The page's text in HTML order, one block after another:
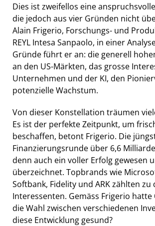
Dies ist zweifellos eine
die jedoch aus vier Gründen nicht
Alain Frigerio, Forschungs- und
REYL Intesa Sanpaolo, in einer
Gründe führt er an: die generell
an den US-Märkten, das grosse
Unternehmen und der KI, den
potenzielle Wachstum.
Von dieser Konstellation träumen
Es ist der perfekte Zeitpunkt, um
beschaffen, betont Frigerio. Die
Finanzierungsrunde über 6,6
denn auch ein voller Erfolg gewesen
überzeichnet. Topbrands wie
Softbank, Fidelity und ARK zählten zu
Interessenten. Gemäss Frigerio hatte
die Wahl zwischen verschiedenen
diese Entwicklung gesund?